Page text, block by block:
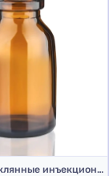
Флаконы стеклянные инъекционные коричневого цвета для Л-С 20 мл, тип 3